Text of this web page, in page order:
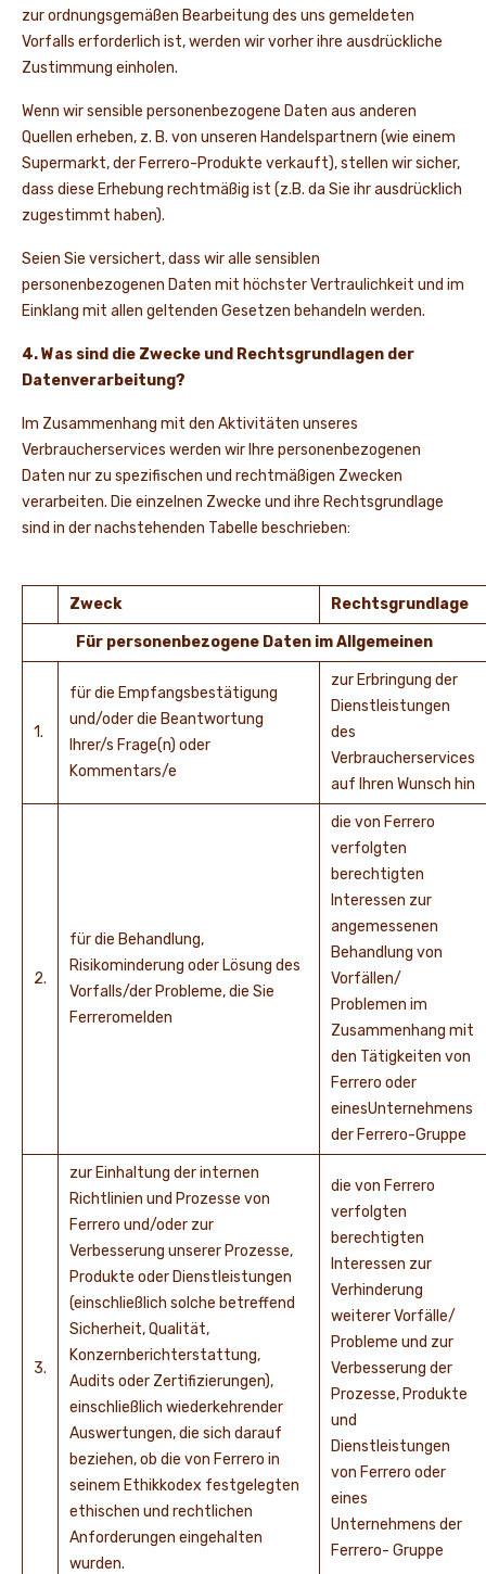
zur ordnungsgemäßen Bearbeitung des uns gemeldeten
Vorfalls erforderlich ist, werden wir vorher ihre ausdrückliche
Zustimmung einholen.
Wenn wir sensible personenbezogene Daten aus anderen
Quellen erheben, z. B. von unseren Handelspartnern (wie einem
Supermarkt, der Ferrero-Produkte verkauft), stellen wir sicher,
dass diese Erhebung rechtmäßig ist (z.B. da Sie ihr ausdrücklich
zugestimmt haben).
Seien Sie versichert, dass wir alle sensiblen
personenbezogenen Daten mit höchster Vertraulichkeit und im
Einklang mit allen geltenden Gesetzen behandeln werden.
4. Was sind die Zwecke und Rechtsgrundlagen der
Datenverarbeitung?
Im Zusammenhang mit den Aktivitäten unseres
Verbraucherservices werden wir Ihre personenbezogenen
Daten nur zu spezifischen und rechtmäßigen Zwecken
verarbeiten. Die einzelnen Zwecke und ihre Rechtsgrundlage
sind in der nachstehenden Tabelle beschrieben:
Zweck Rechtsgrundlage
Für personenbezogene Daten im Allgemeinen
1.
für die Empfangsbestätigung
und/oder die Beantwortung
Ihrer/s Frage(n) oder
Kommentars/e
zur Erbringung der
Dienstleistungen
des
Verbraucherservices
auf Ihren Wunsch hin
2.
für die Behandlung,
Risikominderung oder Lösung des
Vorfalls/der Probleme, die Sie
Ferreromelden
die von Ferrero
verfolgten
berechtigten
Interessen zur
angemessenen
Behandlung von
Vorfällen/
Problemen im
Zusammenhang mit
den Tätigkeiten von
Ferrero oder
einesUnternehmens
der Ferrero-Gruppe
3.
zur Einhaltung der internen
Richtlinien und Prozesse von
Ferrero und/oder zur
Verbesserung unserer Prozesse,
Produkte oder Dienstleistungen
(einschließlich solche betreffend
Sicherheit, Qualität,
Konzernberichterstattung,
Audits oder Zertifizierungen),
einschließlich wiederkehrender
Auswertungen, die sich darauf
beziehen, ob die von Ferrero in
seinem Ethikkodex festgelegten
ethischen und rechtlichen
Anforderungen eingehalten
wurden.
die von Ferrero
verfolgten
berechtigten
Interessen zur
Verhinderung
weiterer Vorfälle/
Probleme und zur
Verbesserung der
Prozesse, Produkte
und
Dienstleistungen
von Ferrero oder
eines
Unternehmens der
Ferrero- Gruppe